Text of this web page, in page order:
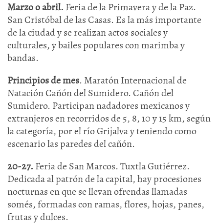
Marzo o abril. Feria de la Primavera y de la Paz.
San Cristóbal de las Casas. Es la más importante
de la ciudad y se realizan actos sociales y
culturales, y bailes populares con marimba y
bandas.
Principios de mes. Maratón Internacional de
Natación Cañón del Sumidero. Cañón del
Sumidero. Participan nadadores mexicanos y
extranjeros en recorridos de 5, 8, 10 y 15 km, según
la categoría, por el río Grijalva y teniendo como
escenario las paredes del cañón.
20-27. Feria de San Marcos. Tuxtla Gutiérrez.
Dedicada al patrón de la capital, hay procesiones
nocturnas en que se llevan ofrendas llamadas
somés, formadas con ramas, flores, hojas, panes,
frutas y dulces.